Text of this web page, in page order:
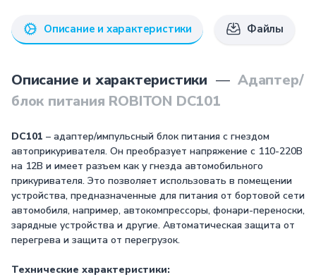
Описание и характеристики Файлы
Описание и характеристики — Адаптер/
блок питания ROBITON DC101
DC101 – адаптер/импульсный блок питания с гнездом
автоприкуривателя. Он преобразует напряжение с 110-220В
на 12В и имеет разъем как у гнезда автомобильного
прикуривателя. Это позволяет использовать в помещении
устройства, предназначенные для питания от бортовой сети
автомобиля, например, автокомпрессоры, фонари-переноски,
зарядные устройства и другие. Автоматическая защита от
перегрева и защита от перегрузок.
Технические характеристики: